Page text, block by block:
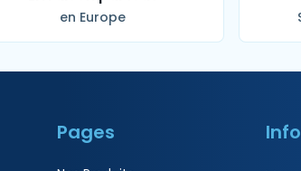
en Europe
Pages